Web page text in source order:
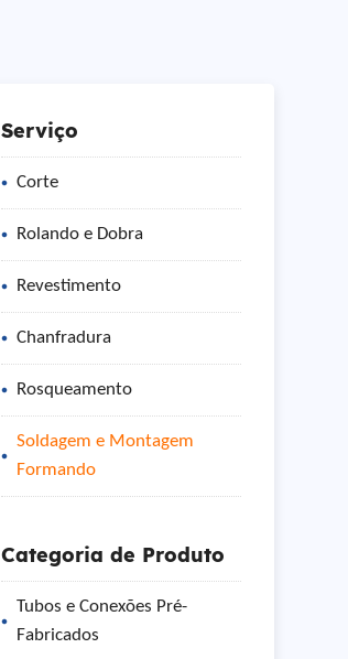
Serviço
Corte
Rolando e Dobra
Revestimento
Chanfradura
Rosqueamento
Soldagem e Montagem
Formando
Categoria de Produto
Tubos e Conexões Pré-
Fabricados